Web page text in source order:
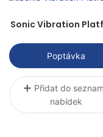
Sonic Vibration
Poptávka
Přidat do
nabídek